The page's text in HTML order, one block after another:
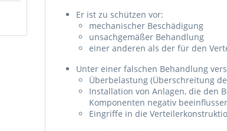
Er ist zu schützen vor:
mechanischer Beschädigung
unsachgemäßer Behandlung
einer anderen als der für den
Unter einer falschen Behandlung
Überbelastung (Überschreitung
Installation von Anlagen, die den
Komponenten negativ
Eingriffe in die